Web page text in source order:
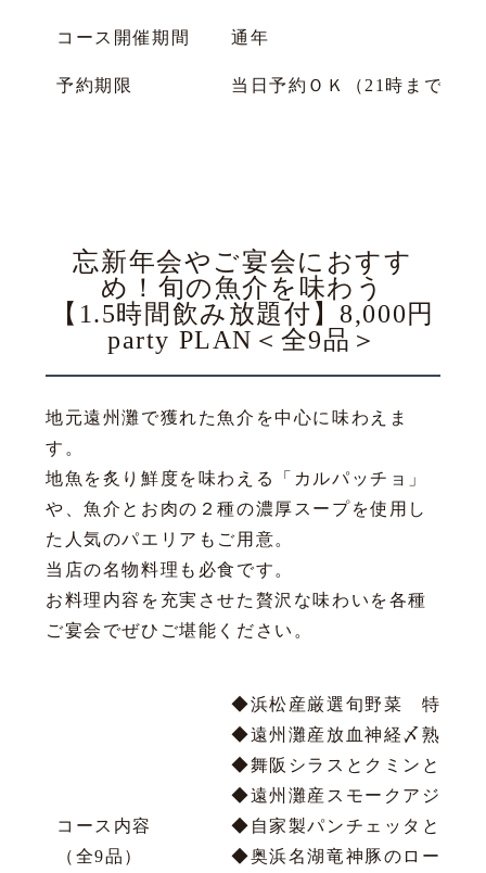
コース開催期間 通年
予約期限 当日予約ＯＫ（21時までに
忘新年会やご宴会におすす
め！旬の魚介を味わう
【1.5時間飲み放題付】8,000円
party PLAN＜全9品＞
地元遠州灘で獲れた魚介を中心に味わえま
す。
地魚を炙り鮮度を味わえる「カルパッチョ」
や、魚介とお肉の２種の濃厚スープを使用し
た人気のパエリアもご用意。
当店の名物料理も必食です。
お料理内容を充実させた贅沢な味わいを各種
ご宴会でぜひご堪能ください。
コース内容
（全9品）
◆浜松産厳選旬野菜 特製も
◆遠州灘産放血神経〆熟成フ
◆舞阪シラスとクミンと枝付
◆遠州灘産スモークアジと
◆自家製パンチェッタとトリ
◆奥浜名湖竜神豚のロースト